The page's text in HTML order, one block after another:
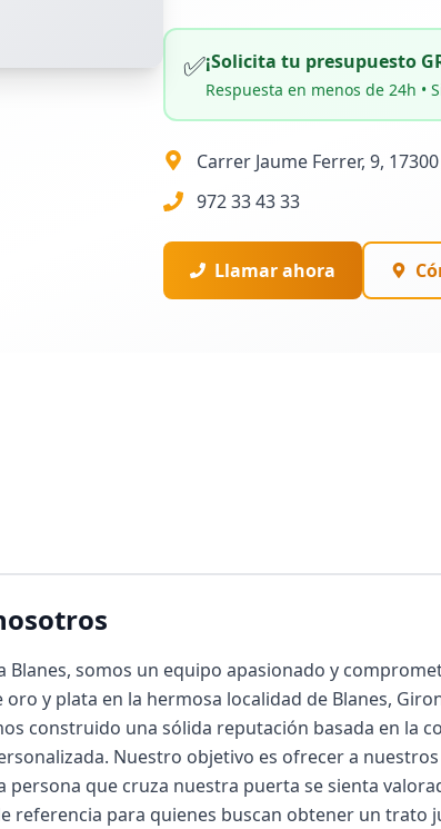
✅¡Solicita tu presupuesto
Respuesta en menos de 24h •
Carrer Jaume Ferrer, 9,
972 33 43 33
Llamar ahora
Blanes, somos un equipo apasionado y
oro y plata en la hermosa localidad de Blanes,
construido una sólida reputación basada en la
Nuestro objetivo es ofrecer a
persona que cruza nuestra puerta se sienta
referencia para quienes buscan obtener un trato